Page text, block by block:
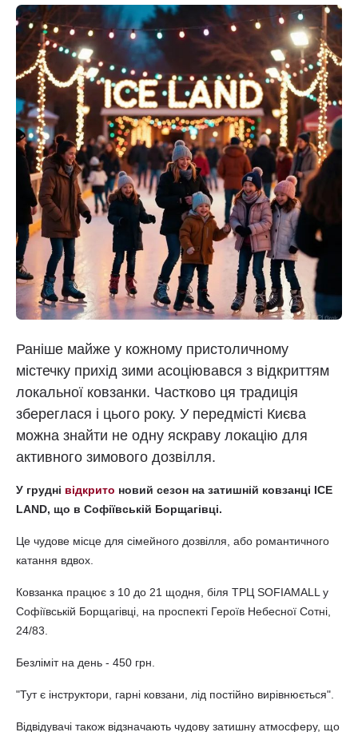
Раніше майже у кожному пристоличному
містечку прихід зими асоціювався з відкриттям
локальної ковзанки. Частково ця традиція
збереглася і цього року. У передмісті Києва
можна знайти не одну яскраву локацію для
активного зимового дозвілля.
У грудні відкрито новий сезон на затишній ковзанці ICE
LAND, що в Софіївській Борщагівці.
Це чудове місце для сімейного дозвілля, або романтичного
катання вдвох.
Ковзанка працює з 10 до 21 щодня, біля ТРЦ SOFIAMALL у
Софіївській Борщагівці, на проспекті Героїв Небесної Сотні,
24/83.
Безліміт на день - 450 грн.
"Тут є інструктори, гарні ковзани, лід постійно вирівнюється".
Відвідувачі також відзначають чудову затишну атмосферу, що